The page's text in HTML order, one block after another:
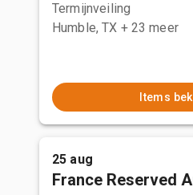
Termijnveiling
Humble, TX + 23 meer
Items
25 aug
France Reserved